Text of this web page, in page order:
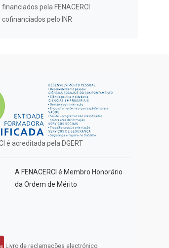
pela FENACERCI
cofinanciados pelo INR
é acreditada pela DGERT
A FENACERCI é Membro Honorário
da Ordem de Mérito
Livro de reclamações electrónico.